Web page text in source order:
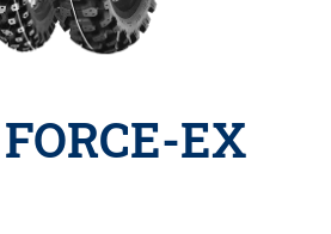
EX